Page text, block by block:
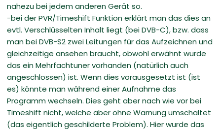
nahezu bei jedem anderen Gerät so.
-bei der PVR/Timeshift Funktion erklärt man das dies an
evtl. Verschlüsselten Inhalt liegt (bei DVB-C), bzw. dass
man bei DVB-S2 zwei Leitungen für das Aufzeichnen und
gleichzeitige ansehen braucht, obwohl erwähnt wurde
das ein Mehrfachtuner vorhanden (natürlich auch
angeschlossen) ist. Wenn dies vorausgesetzt ist (ist
es) könnte man während einer Aufnahme das
Programm wechseln. Dies geht aber nach wie vor bei
Timeshift nicht, welche aber ohne Warnung umschaltet
(das eigentlich geschilderte Problem). Hier wurde das